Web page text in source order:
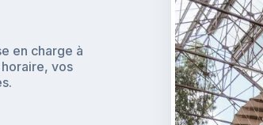
en charge à
vos